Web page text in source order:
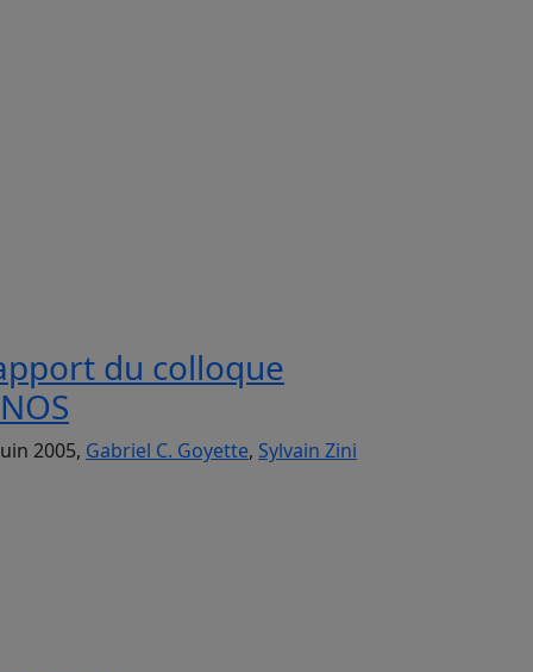
du colloque
2005, Gabriel C. Goyette, Sylvain Zini